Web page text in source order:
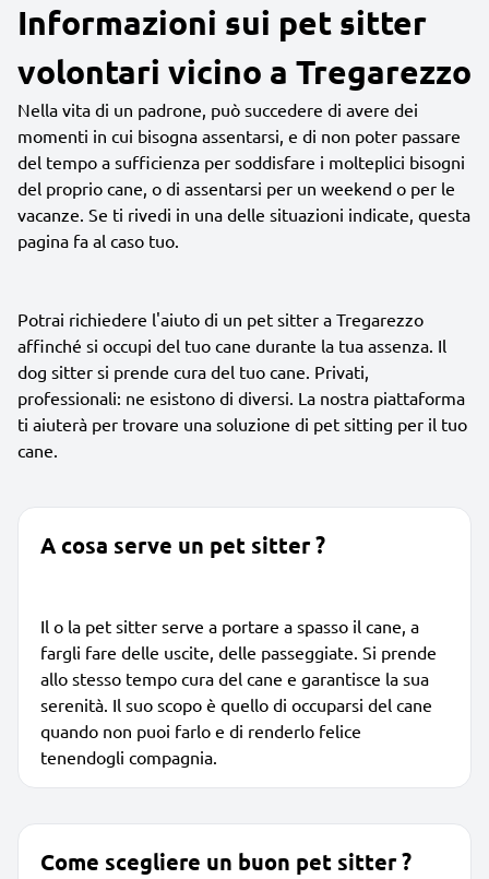
Informazioni sui pet sitter
volontari vicino a Tregarezzo
Nella vita di un padrone, può succedere di avere dei
momenti in cui bisogna assentarsi, e di non poter passare
del tempo a sufficienza per soddisfare i molteplici bisogni
del proprio cane, o di assentarsi per un weekend o per le
vacanze. Se ti rivedi in una delle situazioni indicate, questa
pagina fa al caso tuo.
Potrai richiedere l'aiuto di un pet sitter a Tregarezzo
affinché si occupi del tuo cane durante la tua assenza. Il
dog sitter si prende cura del tuo cane. Privati,
professionali: ne esistono di diversi. La nostra piattaforma
ti aiuterà per trovare una soluzione di pet sitting per il tuo
cane.
A cosa serve un pet sitter ?
Il o la pet sitter serve a portare a spasso il cane, a
fargli fare delle uscite, delle passeggiate. Si prende
allo stesso tempo cura del cane e garantisce la sua
serenità. Il suo scopo è quello di occuparsi del cane
quando non puoi farlo e di renderlo felice
tenendogli compagnia.
Come scegliere un buon pet sitter ?